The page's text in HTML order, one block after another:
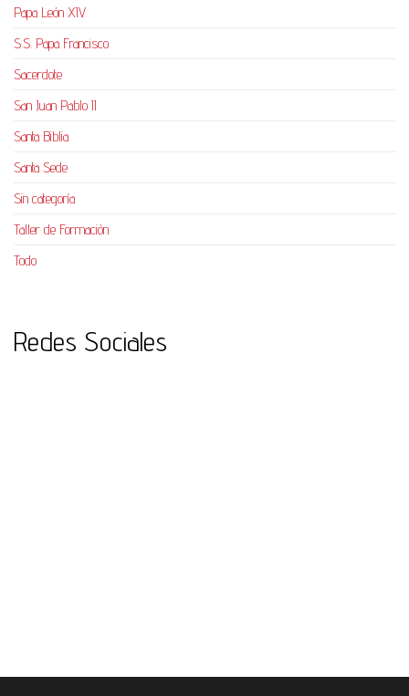
Papa León XIV
S.S. Papa Francisco
Sacerdote
San Juan Pablo II
Santa Biblia
Santa Sede
Sin categoría
Taller de Formación
Todo
Redes Sociales